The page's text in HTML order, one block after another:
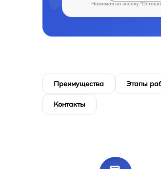
Нажимая на кнопку
Преимущества Этапы
Контакты